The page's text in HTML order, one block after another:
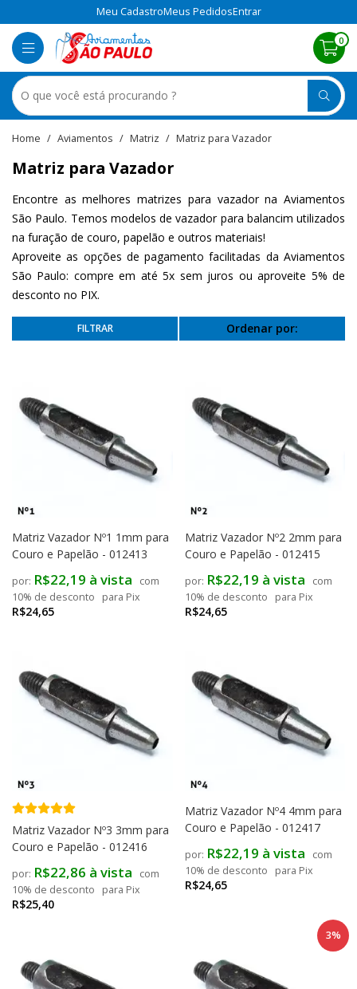
Meu CadastroMeus PedidosEntrar
0
Aviamentos Matriz Matriz para Vazador
Matriz para Vazador
Encontre as melhores matrizes para vazador na Aviamentos
São Paulo. Temos modelos de vazador para balancim utilizados
na furação de couro, papelão e outros materiais!
Aproveite as opções de pagamento facilitadas da Aviamentos
São Paulo: compre em até 5x sem juros ou aproveite 5% de
desconto no PIX.
Ordenar por:
Matriz Vazador Nº1 1mm para
Couro e Papelão - 012413
R$24,65
R$22,19 à vista
com
10% de desconto
para Pix
Matriz Vazador Nº2 2mm para
Couro e Papelão - 012415
R$24,65
R$22,19 à vista
com
10% de desconto
para Pix
Matriz Vazador Nº3 3mm para
Couro e Papelão - 012416
R$25,40
R$22,86 à vista
com
10% de desconto
para Pix
Matriz Vazador Nº4 4mm para
Couro e Papelão - 012417
R$24,65
R$22,19 à vista
com
10% de desconto
para Pix
3%